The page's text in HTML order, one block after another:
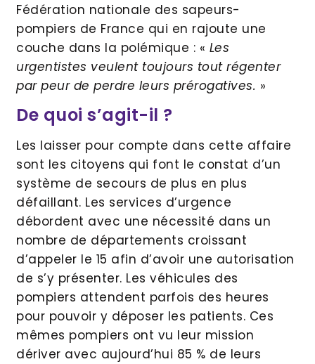
Fédération nationale des sapeurs-
pompiers de France qui en rajoute une
couche dans la polémique : « Les
urgentistes veulent toujours tout régenter
par peur de perdre leurs prérogatives. »
De quoi s’agit-il ?
Les laisser pour compte dans cette affaire
sont les citoyens qui font le constat d’un
système de secours de plus en plus
défaillant. Les services d’urgence
débordent avec une nécessité dans un
nombre de départements croissant
d’appeler le 15 afin d’avoir une autorisation
de s’y présenter. Les véhicules des
pompiers attendent parfois des heures
pour pouvoir y déposer les patients. Ces
mêmes pompiers ont vu leur mission
dériver avec aujourd’hui 85 % de leurs